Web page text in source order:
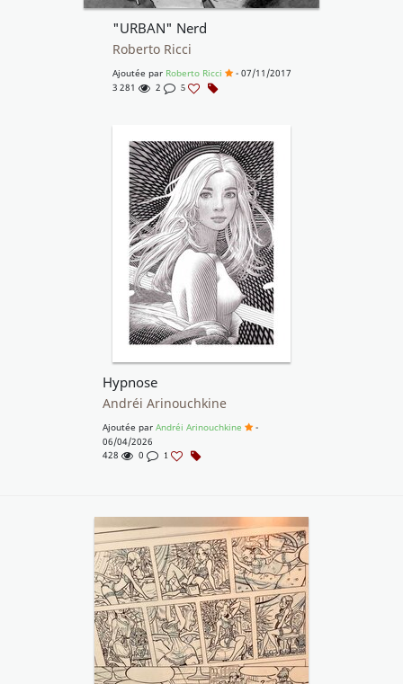
"URBAN" Nerd
Roberto Ricci
Ajoutée par Roberto Ricci
- 07/11/2017
3 281
2 5
Hypnose
Andréi Arinouchkine
Ajoutée par Andréi Arinouchkine
-
06/04/2026
428
0 1